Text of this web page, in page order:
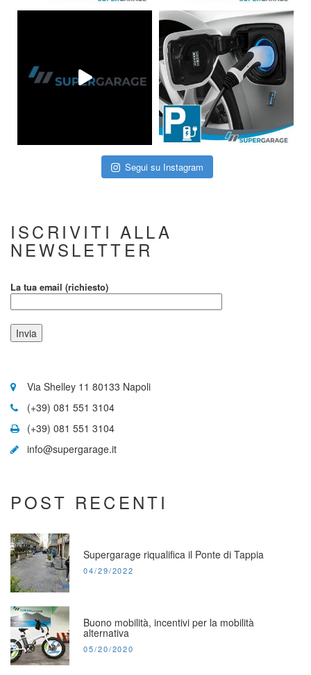
Segui su Instagram
ISCRIVITI ALLA
NEWSLETTER
La tua email (richiesto)
HELPING
CENTER
Via Shelley 11 80133 Napoli
(+39) 081 551 3104
(+39) 081 551 3104
info@supergarage.it
POST RECENTI
Supergarage riqualifica il Ponte di Tappia
POSTED
04/29/2022
Buono mobilità, incentivi per la mobilità
alternativa
POSTED
05/20/2020